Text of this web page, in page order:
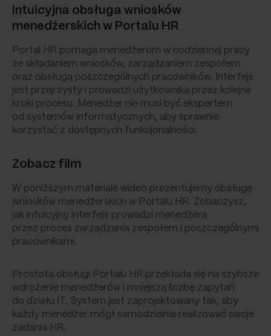
Intuicyjna obsługa wniosków
menedżerskich w Portalu HR
Portal HR pomaga menedżerom w codziennej pracy
ze składaniem wniosków, zarządzaniem zespołem
oraz obsługą poszczególnych pracowników. Interfejs
jest przejrzysty i prowadzi użytkownika przez kolejne
kroki procesu. Menedżer nie musi być ekspertem
od systemów informatycznych, aby sprawnie
korzystać z dostępnych funkcjonalności.
Zobacz film
W poniższym materiale wideo prezentujemy obsługę
wniosków menedżerskich w Portalu HR. Zobaczysz,
jak intuicyjny interfejs prowadzi menedżera
przez proces zarządzania zespołem i poszczególnymi
pracownikami.
Prostota obsługi Portalu HR przekłada się na szybsze
wdrożenie menedżerów i mniejszą liczbę zapytań
do działu IT. System jest zaprojektowany tak, aby
każdy menedżer mógł samodzielnie realizować swoje
zadania HR.